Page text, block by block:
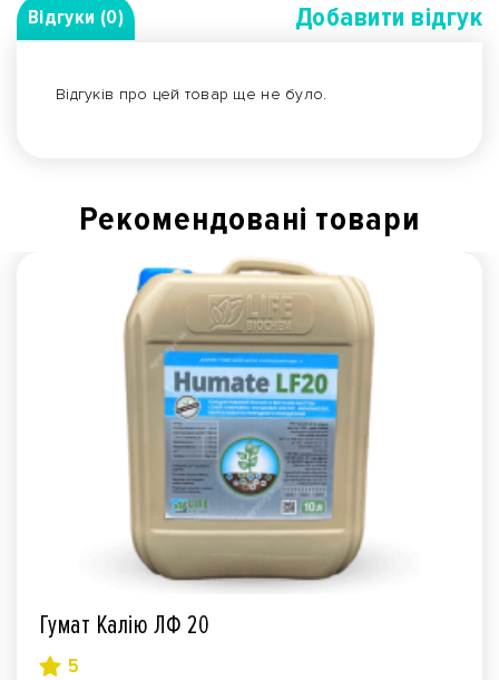
Відгуки (0) Добавити вiдгук
Відгуків про цей товар ще не було.
Рекомендованi товари
Гумат Калію ЛФ 20
5